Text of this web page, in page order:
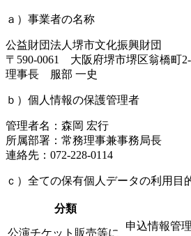
ａ）事業者の名称
公益財団法人堺市文化振興財団
〒590-0061 大阪府堺市堺区翁橋町2-
理事長 服部 一史
ｂ）個人情報の保護管理者
管理者名：森岡 宏行
所属部署：常務理事兼事務局長
連絡先：072-228-0114
ｃ）全ての保有個人データの利用目
分類
公演チケット販売等に
申込情報管